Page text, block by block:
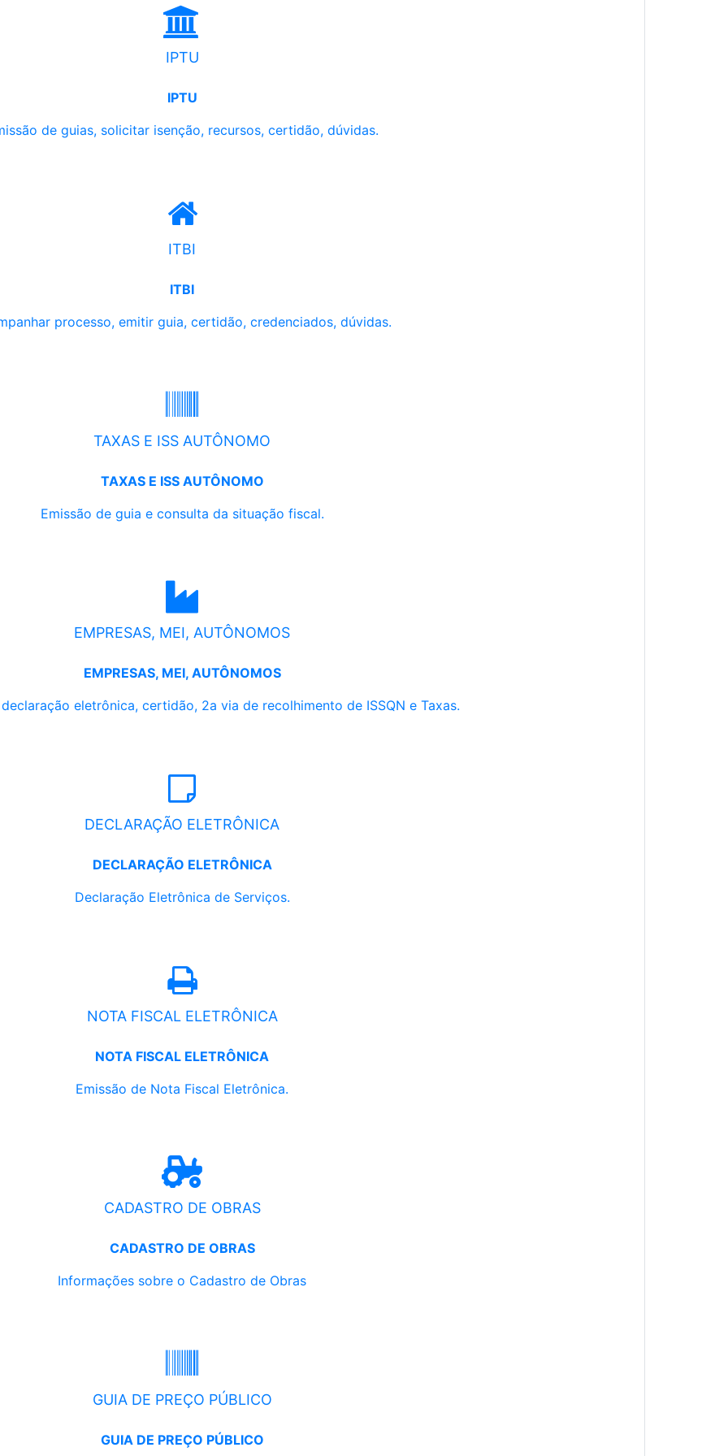
IPTU
IPTU
de guias, solicitar isenção, recursos, certidão, dúvidas.
ITBI
ITBI
processo, emitir guia, certidão, credenciados, dúvidas.
TAXAS E ISS AUTÔNOMO
TAXAS E ISS AUTÔNOMO
Emissão de guia e consulta da situação fiscal.
EMPRESAS, MEI, AUTÔNOMOS
EMPRESAS, MEI, AUTÔNOMOS
eletrônica, certidão, 2a via de recolhimento de ISSQN e Taxas.
DECLARAÇÃO ELETRÔNICA
DECLARAÇÃO ELETRÔNICA
Declaração Eletrônica de Serviços.
NOTA FISCAL ELETRÔNICA
NOTA FISCAL ELETRÔNICA
Emissão de Nota Fiscal Eletrônica.
CADASTRO DE OBRAS
CADASTRO DE OBRAS
Informações sobre o Cadastro de Obras
GUIA DE PREÇO PÚBLICO
GUIA DE PREÇO PÚBLICO